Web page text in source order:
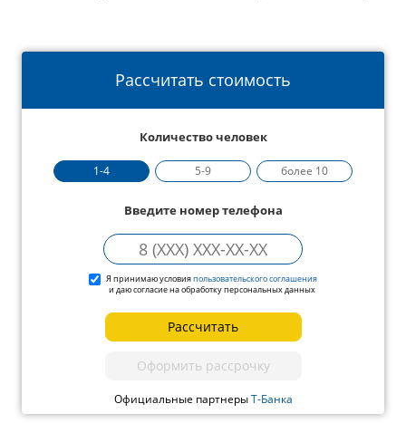
Рассчитать стоимость
Количество человек
1-4 5-9 более 10
Введите номер телефона
Я принимаю условияпользовательского соглашения
и даю согласие на обработку персональных данных
Рассчитать
Оформить рассрочку
Официальные партнерыТ-Банка